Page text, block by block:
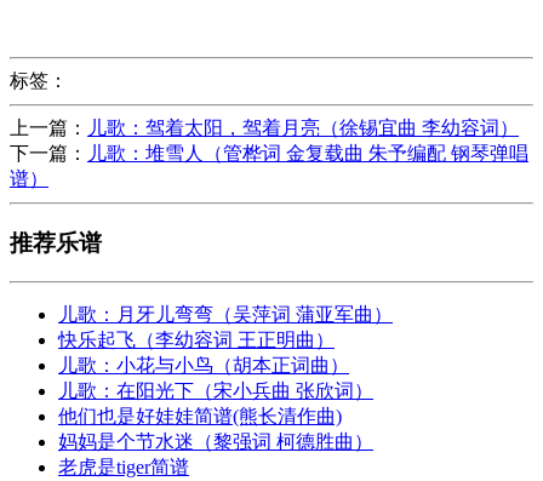
标签：
上一篇：
儿歌：驾着太阳，驾着月亮（徐锡宜曲 李幼容词）
下一篇：
儿歌：堆雪人（管桦词 金复载曲 朱予编配 钢琴弹唱
谱）
推荐乐谱
儿歌：月牙儿弯弯（吴萍词 蒲亚军曲）
快乐起飞（李幼容词 王正明曲）
儿歌：小花与小鸟（胡本正词曲）
儿歌：在阳光下（宋小兵曲 张欣词）
他们也是好娃娃简谱(熊长清作曲)
妈妈是个节水迷（黎强词 柯德胜曲）
老虎是tiger简谱